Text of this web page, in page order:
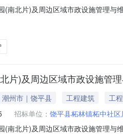
(南北片)及周边区域市政设施管理与
人第二候选人第三候选人供应商名
片)及周边区域市政设施管
潮州市｜饶平县 工程建筑
工程
招标单位： 饶平县柘林镇柘中社
(南北片)及周边区域市政设施管理与